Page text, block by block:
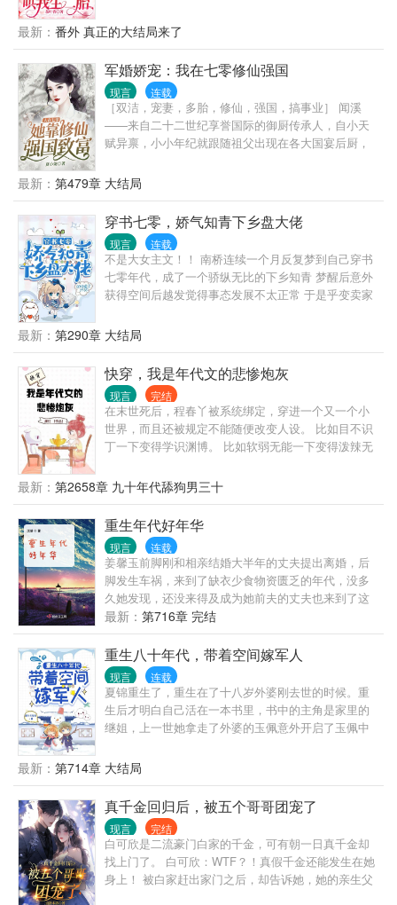
不问的女人，还有一个极品婆家。 正斗渣时，没想
到，男二突然回来了！ 回来跟她离婚？ 李欣玥很乐
意。 本姑娘上得厅堂下得厨房，医术高超能救命，高
考场上拿第一！ 她不是原主，她不当接盘侠！ 不离的
就是汪！ 有一天，陈屹恒小盆友好奇的问：“爸爸，你
什么时候和妈妈离婚呀，隔壁的叔叔比你长得帅！” 陈
铭川脸一黑：“龟儿子，我才是你亲老子！” 陈屹恒一
脸同情的看着陈铭川：“爸爸，你不离婚就得当汪啊！”
汪’，不知哪一天起，没养狗的陈家，天天听到狗叫
声……
最新： 番外 真正的大结局来了
军婚娇宠：我在七零修仙强国
现言 连载
［双洁，宠妻，多胎，修仙，强国，搞事业］ 闻溪
——来自二十二世纪享誉国际的御厨传承人，自小天
赋异禀，小小年纪就跟随祖父出现在各大国宴后厨，
来自平行时空的龙国，正处于历史上特殊的十年，原
本下乡做了知青的她某天收到一封家书，得知全家被
下放，她一个恍惚丢了小命。 二十二世纪的闻溪穿越
到七零年代，意外得到一个红包群系统，看她如何在
这个特殊年代混的风生水起，事业爱情双丰收！
最新： 第479章 大结局
穿书七零，娇气知青下乡盘大佬
现言 连载
不是大女主文！！ 南桥连续一个月反复梦到自己穿书
七零年代，成了一个骄纵无比的下乡知青 梦醒后意外
获得空间后越发觉得事态发展不太正常 于是乎变卖家
鱼 哪知刚到村子便被村里的糙汉子盯上....自此似乎不
管她在哪里都能在周围看到他的身影
最新： 第290章 大结局
快穿，我是年代文的悲惨炮灰
现言 完结
在末世死后，程春丫被系统绑定，穿进一个又一个小
世界，而且还被规定不能随便改变人设。 比如目不识
丁一下变得学识渊博。 比如软弱无能一下变得泼辣无
次穿的人物都有点惨。 什么渣男，什么极品家人，那
可真是要什么有什么。 没有更渣更极品的，只有最渣
最极品的。 唉！幸亏她有隐身异能，不然还真难搞。
七十年代悲惨人物 六年代不甘人物 五十年代悲剧人物
七十年代女知青 精神出轨的丈夫 六十年代的养女 冷
暴力丈夫 知青丈夫 上门女婿 愚孝男 恶婆婆 圣母病女
儿 七十年代冤大种 青梅抵不过天降
最新： 第2658章 九十年代舔狗男三十
重生年代好年华
现言 连载
姜馨玉前脚刚和相亲结婚大半年的丈夫提出离婚，后
脚发生车祸，来到了缺衣少食物资匮乏的年代，没多
久她发现，还没来得及成为她前夫的丈夫也来到了这
个年代…
最新： 第716章 完结
重生八十年代，带着空间嫁军人
现言 连载
夏锦重生了，重生在了十八岁外婆刚去世的时候。重
生后才明白自己活在一本书里，书中的主角是家里的
继姐，上一世她拿走了外婆的玉佩意外开启了玉佩中
生到了继姐跟自己所要玉佩的前一天，夏锦想这一世
她不会再软弱，一定要让她们付出代价。于是夏锦利
用空间在这个经济刚刚开始发展的八十年代开食肆、
办工厂，顺便斗斗极品家人。不过谁能告诉她不过就
是路边随手救个人，为什么醒来之后怎么甩也甩不掉
啊。
最新： 第714章 大结局
真千金回归后，被五个哥哥团宠了
现言 完结
白可欣是二流豪门白家的千金，可有朝一日真千金却
找上门了。 白可欣：WTF？！真假千金还能发生在她
身上！ 被白家赶出家门之后，却告诉她，她的亲生父